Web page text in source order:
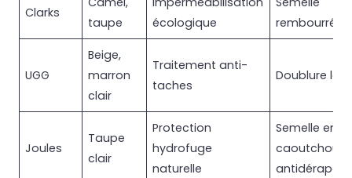
Clarks
taupe
écologique
rembourrée
UGG
Beige,
marron
clair
Traitement anti-
taches
Doublure
Joules
Taupe
clair
Protection
hydrofuge
naturelle
Semelle en
caoutchouc